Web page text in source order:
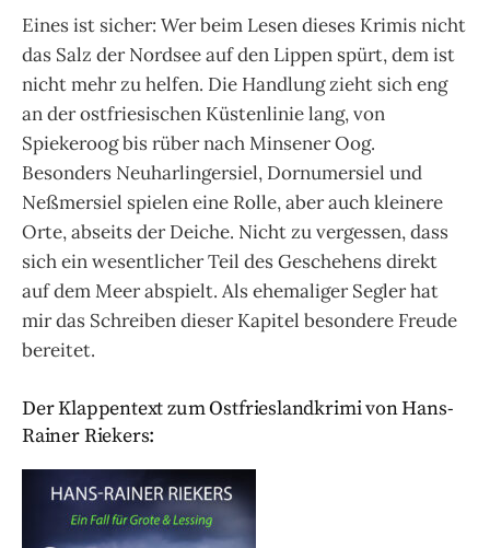
Eines ist sicher: Wer beim Lesen dieses Krimis nicht
das Salz der Nordsee auf den Lippen spürt, dem ist
nicht mehr zu helfen. Die Handlung zieht sich eng
an der ostfriesischen Küstenlinie lang, von
Spiekeroog bis rüber nach Minsener Oog.
Besonders Neuharlingersiel, Dornumersiel und
Neßmersiel spielen eine Rolle, aber auch kleinere
Orte, abseits der Deiche. Nicht zu vergessen, dass
sich ein wesentlicher Teil des Geschehens direkt
auf dem Meer abspielt. Als ehemaliger Segler hat
mir das Schreiben dieser Kapitel besondere Freude
bereitet.
Der Klappentext zum Ostfrieslandkrimi von Hans-
Rainer Riekers: